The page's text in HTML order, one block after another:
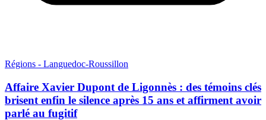
Régions - Languedoc-Roussillon
Affaire Xavier Dupont de Ligonnès : des témoins clés
brisent enfin le silence après 15 ans et affirment avoir
parlé au fugitif